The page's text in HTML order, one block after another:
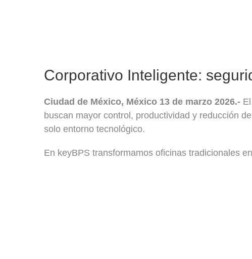
más
Corporativo Inteligente:
Ciudad de México, México 13 de marzo 2026.- El
buscan mayor control, productividad y reducción
solo entorno tecnológico.
En keyBPS transformamos oficinas tradicionales